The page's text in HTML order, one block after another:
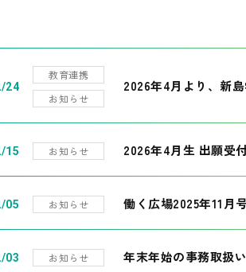
24
教育連携
お知らせ
2026年4月より、新
15 お知らせ 2026年4月生 出願受
05 お知らせ 働く広場2025年11月
03 お知らせ 年末年始の事務取扱